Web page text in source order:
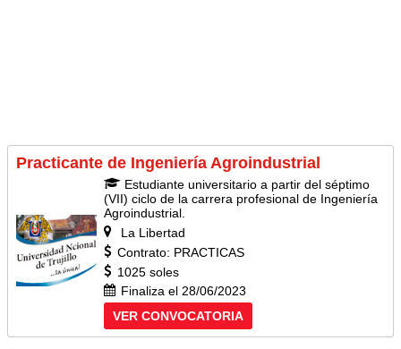
Practicante de Ingeniería Agroindustrial
Estudiante universitario a partir del séptimo
(VII) ciclo de la carrera profesional de Ingeniería
Agroindustrial.
La Libertad
Contrato: PRACTICAS
1025 soles
Finaliza el 28/06/2023
VER CONVOCATORIA